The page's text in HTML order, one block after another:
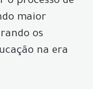
maior
os
na era